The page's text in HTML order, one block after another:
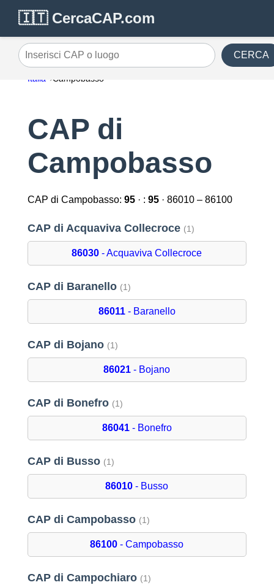
🇮🇹 CercaCAP.com
Inserisci CAP o luogo CERCA
Italia Campobasso
CAP di
Campobasso
CAP di Campobasso: 95· : 95· 86010 – 86100
CAP di Acquaviva Collecroce (1)
86030 - Acquaviva Collecroce
CAP di Baranello (1)
86011- Baranello
CAP di Bojano (1)
86021 - Bojano
CAP di Bonefro (1)
86041- Bonefro
CAP di Busso (1)
86010 - Busso
CAP di Campobasso (1)
86100 - Campobasso
CAP di Campochiaro (1)